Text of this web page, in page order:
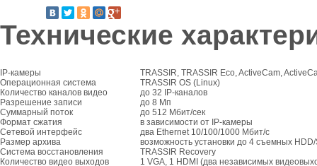
Технические
IP-камеры
TRASSIR, TRASSIR Eco, ActiveCam,
Операционная система
TRASSIR OS (Linux)
Количество каналов видео
до 32 IP-каналов
Разрешение записи
до 8 Мп
Суммарный поток
до 512 Мбит/сек
Формат сжатия
в зависимости от IP-камеры
Сетевой интерфейс
два Ethernet 10/100/1000 Мбит/с
Размер архива
возможность установки до 4 съемных
Система восстановления
TRASSIR Recovery
Количество видео выходов
1 VGA, 1 HDMI (два независимых